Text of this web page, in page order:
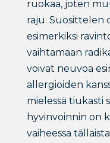
ruokaa, joten
raju. Suosittelen
esimerkiksi
vaihtamaan
voivat neuvoa
allergioiden
mielessä tiukasti
hyvinvoinnin on
vaiheessa